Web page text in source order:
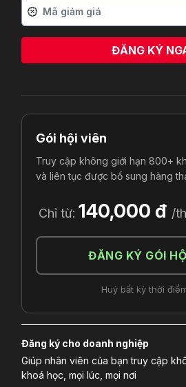
ĐĂNG KÝ
Gói hội viên
Truy cập không giới hạn 800+
và liên tục được bổ sung hàng
Chỉ từ: 140,000 đ /
ĐĂNG KÝ GÓI
Huỷ bất kỳ thời
Đăng ký cho doanh nghiệp
Giúp nhân viên của bạn truy cập
khoá học, mọi lúc, mọi nơi